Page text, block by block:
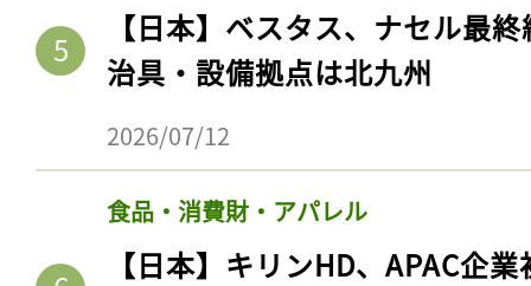
【日本】ベスタス、ナセル最
治具・設備拠点は北九州
2026/07/12
食品・消費財・アパレル
【日本】キリンHD、APAC企